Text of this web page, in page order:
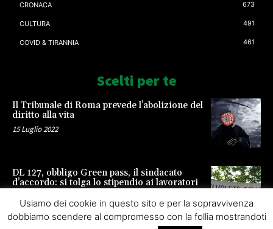
CRONACA 673
CULTURA 491
COVID & TIRANNIA 461
Scelti per te
Il Tribunale di Roma prevede l’abolizione del
diritto alla vita
15 Luglio 2022
DL 127, obbligo Green pass, il sindacato
d’accordo: si tolga lo stipendio ai lavoratori
Usiamo dei cookie in questo sito e per la sopravvivenza
dobbiamo scendere al compromesso con la follia mostrandoti